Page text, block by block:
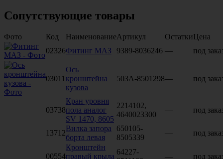
Сопутствующие товары
Фото Код НаименованиеАртикул ОстаткиЦена
02326Фитинг МАЗ 9389-8036246 — под
03011
Ось
кронштейна
кузова
503А-8501298— под
03738
Кран уровня
пола аналог
SV 1470, 8605
2214102,
4640023300
— под
13712
Вилка запора
борта левая
650105-
8505339
— под
00554
Кронштейн
правый крыла
64227-
— под